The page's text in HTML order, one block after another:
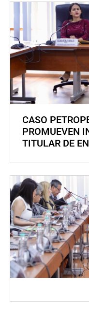
CASO
PROMUEVEN
TITULAR DE